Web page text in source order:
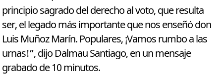
principio sagrado del derecho al voto, que resulta
ser, el legado más importante que nos enseñó don
Luis Muñoz Marín. Populares, ¡Vamos rumbo a las
urnas!”, dijo Dalmau Santiago, en un mensaje
grabado de 10 minutos.